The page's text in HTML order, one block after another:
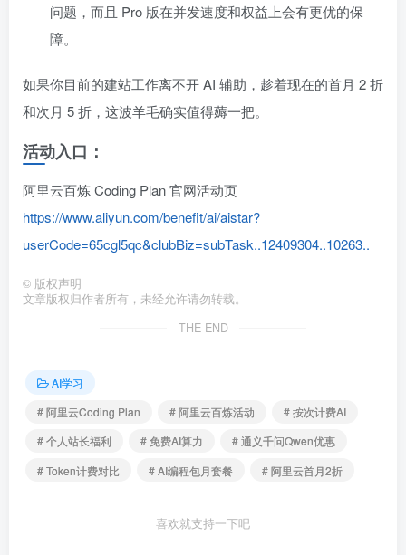
问题，而且 Pro 版在并发速度和权益上会有更优的保
障。
如果你目前的建站工作离不开 AI 辅助，趁着现在的首月 2 折
和次月 5 折，这波羊毛确实值得薅一把。
活动入口：
阿里云百炼 Coding Plan 官网活动页
https://www.aliyun.com/benefit/ai/aistar?
userCode=65cgl5qc&clubBiz=subTask..12409304..10263..
© 版权声明
文章版权归作者所有，未经允许请勿转载。
THE END
AI学习
# 阿里云Coding Plan
# 阿里云百炼活动
# 按次计费AI
# 个人站长福利
# 免费AI算力
# 通义千问Qwen优惠
# Token计费对比
# AI编程包月套餐 # 阿里云首月2折
喜欢就支持一下吧